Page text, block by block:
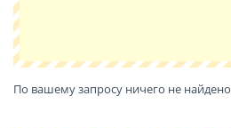
По вашему запросу ничего не найдено